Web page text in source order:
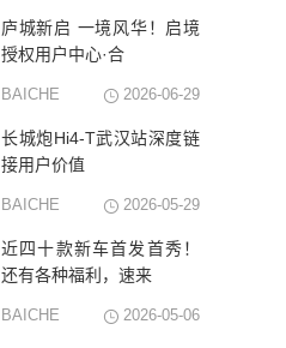
庐城新启 一境风华！启境
授权用户中心·合
BAICHE 2026-06-29
长城炮Hi4-T武汉站深度链
接用户价值
BAICHE 2026-05-29
近四十款新车首发首秀！
还有各种福利，速来
BAICHE 2026-05-06